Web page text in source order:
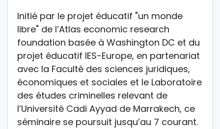
Initié par le projet éducatif "un monde
libre" de l’Atlas economic research
foundation basée à Washington DC et du
projet éducatif IES-Europe, en partenariat
avec la Faculté des sciences juridiques,
économiques et sociales et le Laboratoire
des études criminelles relevant de
l’Université Cadi Ayyad de Marrakech, ce
séminaire se poursuit jusqu’au 7 courant.